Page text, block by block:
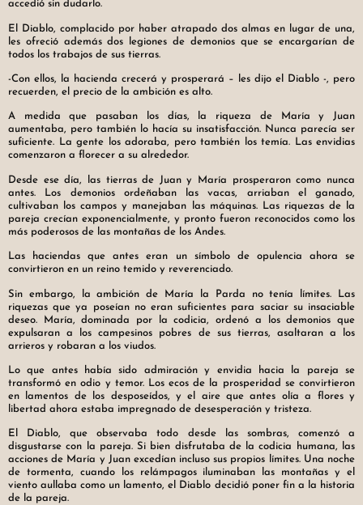
accedió sin dudarlo.
El Diablo, complacido por haber atrapado dos almas en lugar de una,
les ofreció además dos legiones de demonios que se encargarían de
todos los trabajos de sus tierras.
-Con ellos, la hacienda crecerá y prosperará – les dijo el Diablo -, pero
recuerden, el precio de la ambición es alto.
A medida que pasaban los días, la riqueza de María y Juan
aumentaba, pero también lo hacía su insatisfacción. Nunca parecía ser
suficiente. La gente los adoraba, pero también los temía. Las envidias
comenzaron a florecer a su alrededor.
Desde ese día, las tierras de Juan y María prosperaron como nunca
antes. Los demonios ordeñaban las vacas, arriaban el ganado,
cultivaban los campos y manejaban las máquinas. Las riquezas de la
pareja crecían exponencialmente, y pronto fueron reconocidos como los
más poderosos de las montañas de los Andes.
Las haciendas que antes eran un símbolo de opulencia ahora se
convirtieron en un reino temido y reverenciado.
Sin embargo, la ambición de María la Parda no tenía límites. Las
riquezas que ya poseían no eran suficientes para saciar su insaciable
deseo. María, dominada por la codicia, ordenó a los demonios que
expulsaran a los campesinos pobres de sus tierras, asaltaran a los
arrieros y robaran a los viudos.
Lo que antes había sido admiración y envidia hacia la pareja se
transformó en odio y temor. Los ecos de la prosperidad se convirtieron
en lamentos de los desposeídos, y el aire que antes olía a flores y
libertad ahora estaba impregnado de desesperación y tristeza.
El Diablo, que observaba todo desde las sombras, comenzó a
disgustarse con la pareja. Si bien disfrutaba de la codicia humana, las
acciones de María y Juan excedían incluso sus propios límites. Una noche
de tormenta, cuando los relámpagos iluminaban las montañas y el
viento aullaba como un lamento, el Diablo decidió poner fin a la historia
de la pareja.